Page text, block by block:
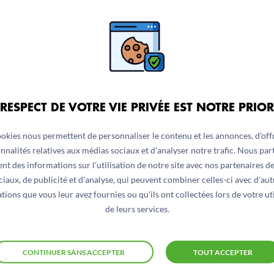
RESPECT DE VOTRE VIE PRIVÉE EST NOTRE
nous permettent de personnaliser le contenu et les annonces,
relatives aux médias sociaux et d'analyser notre trafic. Nous
des informations sur l'utilisation de notre site avec nos partenaires
de publicité et d'analyse, qui peuvent combiner celles-ci avec
que vous leur avez fournies ou qu'ils ont collectées lors de votre
de leurs services.
TOUT ACCEPTER
CONTINUER SANS ACCEPTER
sans faire peser le coût de la mesure sur les
ménages dont le budget alimentaire est contraint,
Boris Tavernier qui ne doit toutefois pas demeurer
un enjeu de santé publique, de justice sociale et de
qu’il est possible de transformer une
pour la santé ne doit plus être un privilège
cette mesure d’intérêt général. Elles comptent
de produits favorables à la santé après les avoir
désormais rassembler largement. Les